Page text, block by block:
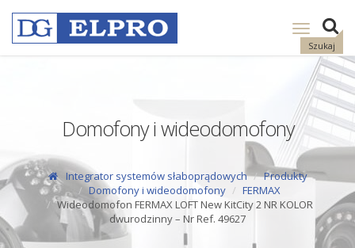
Szukaj
Pokaż
nawigację
Domofony i wideodomofony
Integrator systemów słaboprądowych
Produkty
Domofony i wideodomofony
FERMAX
Wideodomofon FERMAX LOFT New KitCity 2 NR KOLOR
dwurodzinny – Nr Ref. 49627